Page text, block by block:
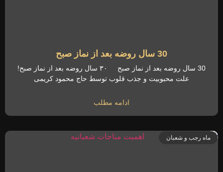
30 سال روضه بعد از نماز صبح
30 سال روضه بعد از نماز صبح ۳۰ سال روضه بعد از نماز صبح!
علت محبوبیت و جذب قلوب توسط حاج محمود کریمی
ادامه مطلب
ماه رجب و شعبان